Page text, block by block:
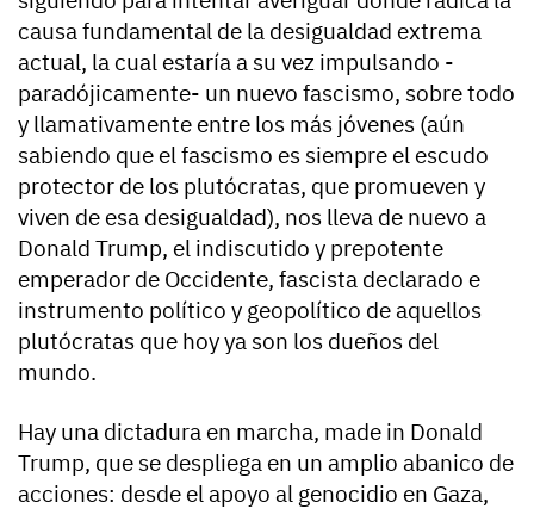
causa fundamental de la desigualdad extrema
actual, la cual estaría a su vez impulsando -
paradójicamente- un nuevo fascismo, sobre todo
y llamativamente entre los más jóvenes (aún
sabiendo que el fascismo es siempre el escudo
protector de los plutócratas, que promueven y
viven de esa desigualdad), nos lleva de nuevo a
Donald Trump, el indiscutido y prepotente
emperador de Occidente, fascista declarado e
instrumento político y geopolítico de aquellos
plutócratas que hoy ya son los dueños del
mundo.
Hay una dictadura en marcha, made in Donald
Trump, que se despliega en un amplio abanico de
acciones: desde el apoyo al genocidio en Gaza,